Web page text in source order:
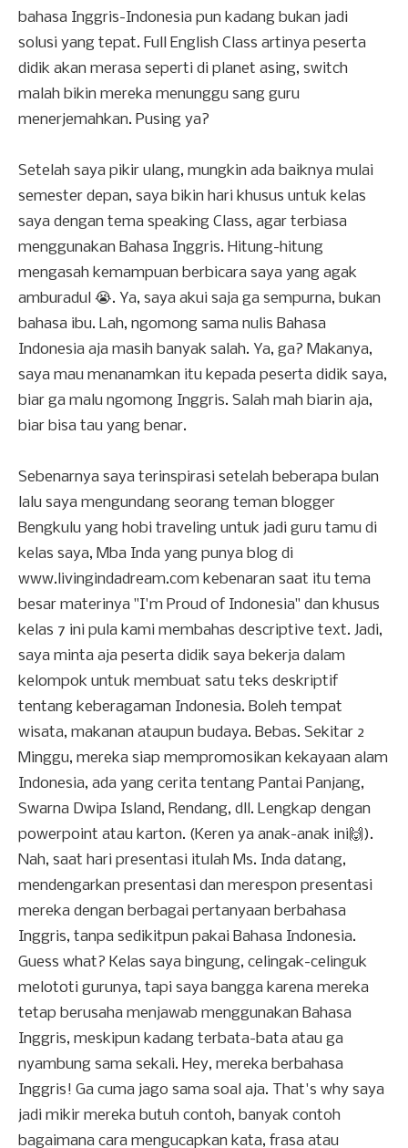
bahasa Inggris-Indonesia pun kadang bukan jadi
solusi yang tepat. Full English Class artinya peserta
didik akan merasa seperti di planet asing, switch
malah bikin mereka menunggu sang guru
menerjemahkan. Pusing ya?
Setelah saya pikir ulang, mungkin ada baiknya mulai
semester depan, saya bikin hari khusus untuk kelas
saya dengan tema speaking Class, agar terbiasa
menggunakan Bahasa Inggris. Hitung-hitung
mengasah kemampuan berbicara saya yang agak
amburadul 😭. Ya, saya akui saja ga sempurna, bukan
bahasa ibu. Lah, ngomong sama nulis Bahasa
Indonesia aja masih banyak salah. Ya, ga? Makanya,
saya mau menanamkan itu kepada peserta didik saya,
biar ga malu ngomong Inggris. Salah mah biarin aja,
biar bisa tau yang benar.
Sebenarnya saya terinspirasi setelah beberapa bulan
lalu saya mengundang seorang teman blogger
Bengkulu yang hobi traveling untuk jadi guru tamu di
kelas saya, Mba Inda yang punya blog di
www.livingindadream.com kebenaran saat itu tema
besar materinya "I'm Proud of Indonesia" dan khusus
kelas 7 ini pula kami membahas descriptive text. Jadi,
saya minta aja peserta didik saya bekerja dalam
kelompok untuk membuat satu teks deskriptif
tentang keberagaman Indonesia. Boleh tempat
wisata, makanan ataupun budaya. Bebas. Sekitar 2
Minggu, mereka siap mempromosikan kekayaan alam
Indonesia, ada yang cerita tentang Pantai Panjang,
Swarna Dwipa Island, Rendang, dll. Lengkap dengan
powerpoint atau karton. (Keren ya anak-anak ini🙌).
Nah, saat hari presentasi itulah Ms. Inda datang,
mendengarkan presentasi dan merespon presentasi
mereka dengan berbagai pertanyaan berbahasa
Inggris, tanpa sedikitpun pakai Bahasa Indonesia.
Guess what? Kelas saya bingung, celingak-celinguk
melototi gurunya, tapi saya bangga karena mereka
tetap berusaha menjawab menggunakan Bahasa
Inggris, meskipun kadang terbata-bata atau ga
nyambung sama sekali. Hey, mereka berbahasa
Inggris! Ga cuma jago sama soal aja. That's why saya
jadi mikir mereka butuh contoh, banyak contoh
bagaimana cara mengucapkan kata, frasa atau